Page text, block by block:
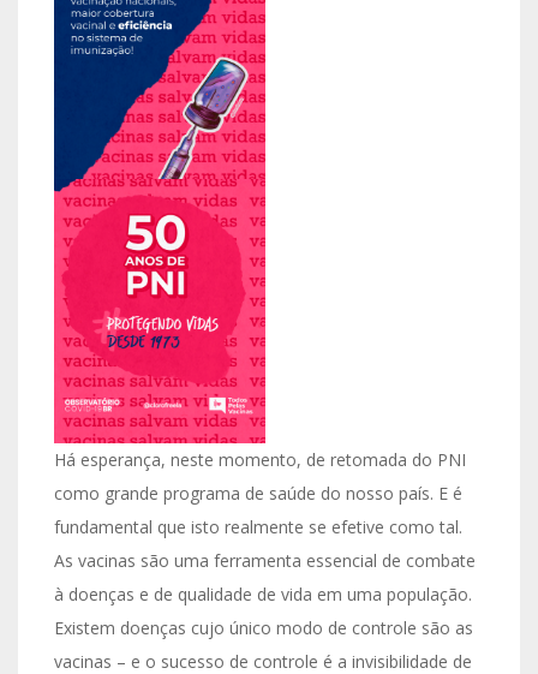
Há esperança, neste momento, de retomada do PNI
como grande programa de saúde do nosso país. E é
fundamental que isto realmente se efetive como tal.
As vacinas são uma ferramenta essencial de combate
à doenças e de qualidade de vida em uma população.
Existem doenças cujo único modo de controle são as
vacinas – e o sucesso de controle é a invisibilidade de